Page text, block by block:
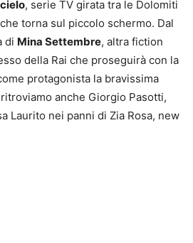
, serie TV girata tra le Dolomiti
torna sul piccolo schermo. Dal
di Mina Settembre, altra fiction
della Rai che proseguirà con la
protagonista la bravissima
anche Giorgio Pasotti,
Laurito nei panni di Zia Rosa, new